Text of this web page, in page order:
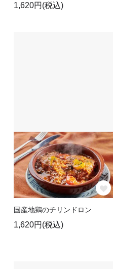
1,620円(税込)
国産地鶏のチリンドロン
1,620円(税込)